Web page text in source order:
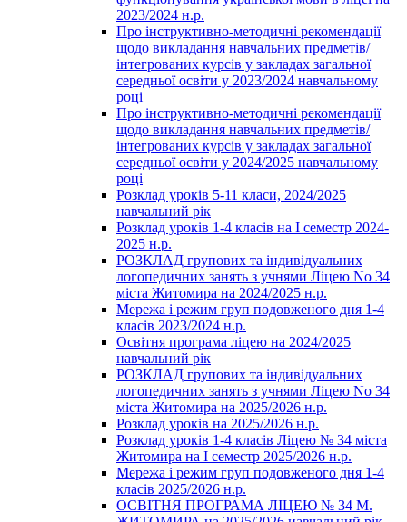
2023/2024 н.р.
Про інструктивно-методичні рекомендації
щодо викладання навчальних предметів/
інтегрованих курсів у закладах загальної
середньої освіти у 2023/2024 навчальному
році
Про інструктивно-методичні рекомендації
щодо викладання навчальних предметів/
інтегрованих курсів у закладах загальної
середньої освіти у 2024/2025 навчальному
році
Розклад уроків 5-11 класи, 2024/2025
навчальний рік
Розклад уроків 1-4 класів на І семестр 2024-
2025 н.р.
РОЗКЛАД групових та індивідуальних
логопедичних занять з учнями Ліцею No 34
міста Житомира на 2024/2025 н.р.
Мережа і режим груп подовженого дня 1-4
класів 2023/2024 н.р.
Освітня програма ліцею на 2024/2025
навчальний рік
РОЗКЛАД групових та індивідуальних
логопедичних занять з учнями Ліцею No 34
міста Житомира на 2025/2026 н.р.
Розклад уроків на 2025/2026 н.р.
Розклад уроків 1-4 класів Ліцею № 34 міста
Житомира на І семестр 2025/2026 н.р.
Мережа і режим груп подовженого дня 1-4
класів 2025/2026 н.р.
ОСВІТНЯ ПРОГРАМА ЛІЦЕЮ № 34 М.